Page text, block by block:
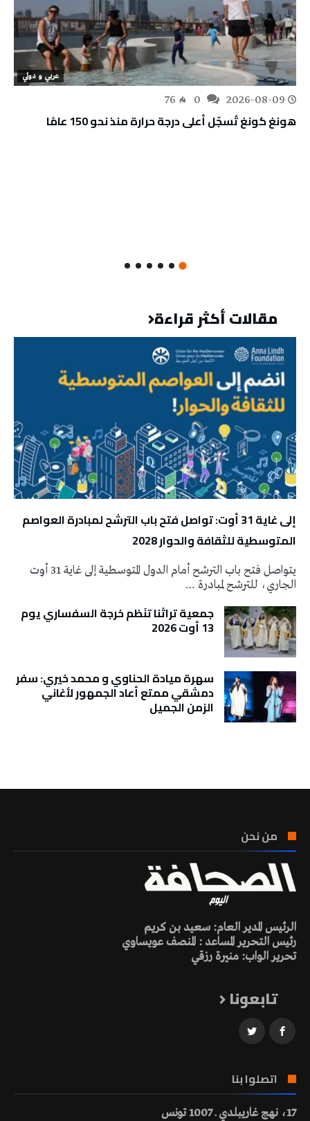
عربي و دولي
2026-08-09
76
هونغ كونغ تُسجّل أعلى درجة حرارة منذ نحو 150 عامًا
مقالات أكثر قراءة
إلى غاية 31 أوت: تواصل فتح باب الترشح لمبادرة العواصم
المتوسطية للثقافة والحوار 2028
يتواصل فتح باب الترشح أمام الدول المتوسطية إلى غاية 31 أوت
الجاري، للترشح لمبادرة …
جمعية تراثنا تنَظم خرجة السفساري يوم
13 أوت 2026
سهرة ميادة الحناوي و محمد خيري: سفر
دمشقي ممتع أعاد الجمهور لأغاني
الزمن الجميل
من نحن
الرئيس المدير العام: سعيد بن كريم
رئيس التحرير المساعد : المنصف عويساوي
تحرير الواب: منيرة رزقي
تابعونا
اتصلوا بنا
17، نهج غاريبلدي ـ 1007 تونس